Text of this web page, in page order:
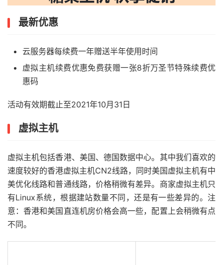
最新优惠
云服务器每续费一年赠送半年使用时间
虚拟主机续费优惠免费获赠一张8折万圣节特殊续费优
惠码
活动有效期截止至2021年10月31日
虚拟主机
虚拟主机包括香港、美国、德国数据中心。其中我们喜欢的
速度较好的香港虚拟主机CN2线路，同时美国虚拟主机有中
美优化线路和普通线路，价格稍微有差异。商家虚拟主机只
有Linux系统，根据建站数量不同，还是有一些差异的。注
意：香港和美国直连机房价格会高一些，配置上会稍微有点
不同。